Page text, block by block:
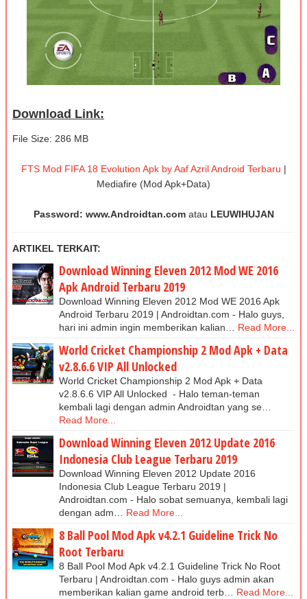
Download Link:
File Size: 286 MB
FTS Mod FIFA 18 Evolution Apk by Aaf Azril Android Terbaru |
Mediafire (Mod Apk+Data)
Password: www.Androidtan.com atau LEUWIHUJAN
ARTIKEL TERKAIT:
Download Winning Eleven 2012 Mod WE 2016
Apk Android Terbaru 2019
Download Winning Eleven 2012 Mod WE 2016 Apk
Android Terbaru 2019 | Androidtan.com - Halo guys,
hari ini admin ingin memberikan kalian… Read More...
World Cricket Championship 2 Mod Apk + Data
v2.8.6.6 VIP All Unlocked
World Cricket Championship 2 Mod Apk + Data
v2.8.6.6 VIP All Unlocked - Halo teman-teman
kembali lagi dengan admin Androidtan yang se…
Read More...
Download Winning Eleven 2012 Update 2016
Indonesia Club League Terbaru 2019
Download Winning Eleven 2012 Update 2016
Indonesia Club League Terbaru 2019 |
Androidtan.com - Halo sobat semuanya, kembali lagi
dengan adm… Read More...
8 Ball Pool Mod Apk v4.2.1 Guideline Trick No
Root Terbaru
8 Ball Pool Mod Apk v4.2.1 Guideline Trick No Root
Terbaru | Androidtan.com - Halo guys admin akan
memberikan kalian game android terb… Read More...